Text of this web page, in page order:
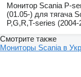
Монитор Scania P-
(01.05-) для тягача
P,G,R,T-series (2004-
Смотрите также
Мониторы Scania в